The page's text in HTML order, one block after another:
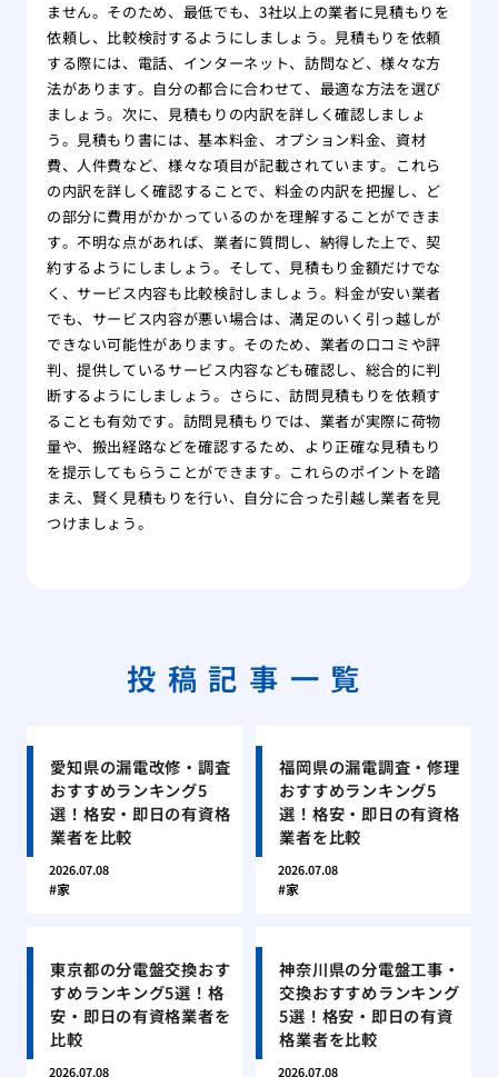
ません。そのため、最低でも、3社以上の業者に見積もりを
依頼し、比較検討するようにしましょう。見積もりを依頼
する際には、電話、インターネット、訪問など、様々な方
法があります。自分の都合に合わせて、最適な方法を選び
ましょう。次に、見積もりの内訳を詳しく確認しましょ
う。見積もり書には、基本料金、オプション料金、資材
費、人件費など、様々な項目が記載されています。これら
の内訳を詳しく確認することで、料金の内訳を把握し、ど
の部分に費用がかかっているのかを理解することができま
す。不明な点があれば、業者に質問し、納得した上で、契
約するようにしましょう。そして、見積もり金額だけでな
く、サービス内容も比較検討しましょう。料金が安い業者
でも、サービス内容が悪い場合は、満足のいく引っ越しが
できない可能性があります。そのため、業者の口コミや評
判、提供しているサービス内容なども確認し、総合的に判
断するようにしましょう。さらに、訪問見積もりを依頼す
ることも有効です。訪問見積もりでは、業者が実際に荷物
量や、搬出経路などを確認するため、より正確な見積もり
を提示してもらうことができます。これらのポイントを踏
まえ、賢く見積もりを行い、自分に合った引越し業者を見
つけましょう。
投稿記事一覧
愛知県の漏電改修・調査
おすすめランキング5
選！格安・即日の有資格
業者を比較
2026.07.08
家
福岡県の漏電調査・修理
おすすめランキング5
選！格安・即日の有資格
業者を比較
2026.07.08
家
東京都の分電盤交換おす
すめランキング5選！格
安・即日の有資格業者を
比較
2026.07.08
神奈川県の分電盤工事・
交換おすすめランキング
5選！格安・即日の有資
格業者を比較
2026.07.08